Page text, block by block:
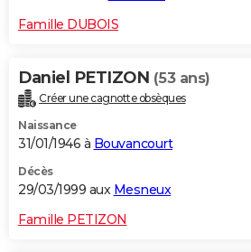
Famille DUBOIS
Daniel PETIZON (53 ans)
Créer une cagnotte obsèques
Naissance
31/01/1946 à Bouvancourt
Décès
29/03/1999 aux Mesneux
Famille PETIZON